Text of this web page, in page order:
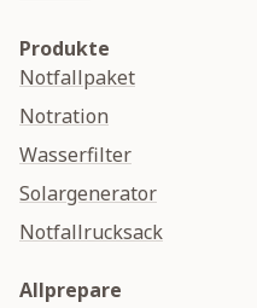
Produkte
Notfallpaket
Notration
Wasserfilter
Solargenerator
Notfallrucksack
Allprepare